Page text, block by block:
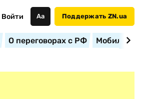
Войти Аа Поддержать ZN.ua
О переговорах с РФ